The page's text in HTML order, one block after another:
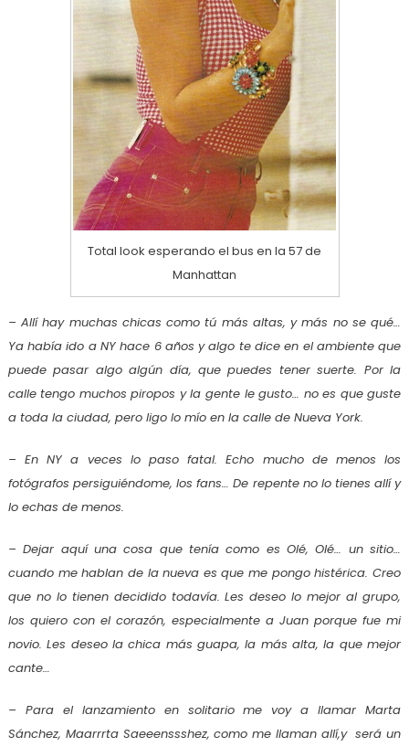
Total look esperando el bus en la 57 de
Manhattan
– Allí hay muchas chicas como tú más altas, y más no se qué…
Ya había ido a NY hace 6 años y algo te dice en el ambiente que
puede pasar algo algún día, que puedes tener suerte. Por la
calle tengo muchos piropos y la gente le gusto… no es que guste
a toda la ciudad, pero ligo lo mío en la calle de Nueva York.
– En NY a veces lo paso fatal. Echo mucho de menos los
fotógrafos persiguiéndome, los fans… De repente no lo tienes allí y
lo echas de menos.
– Dejar aquí una cosa que tenía como es Olé, Olé… un sitio…
cuando me hablan de la nueva es que me pongo histérica. Creo
que no lo tienen decidido todavía. Les deseo lo mejor al grupo,
los quiero con el corazón, especialmente a Juan porque fue mi
novio. Les deseo la chica más guapa, la más alta, la que mejor
cante…
– Para el lanzamiento en solitario me voy a llamar Marta
Sánchez, Maarrrta Saeeenssshez, como me llaman allí,y será un